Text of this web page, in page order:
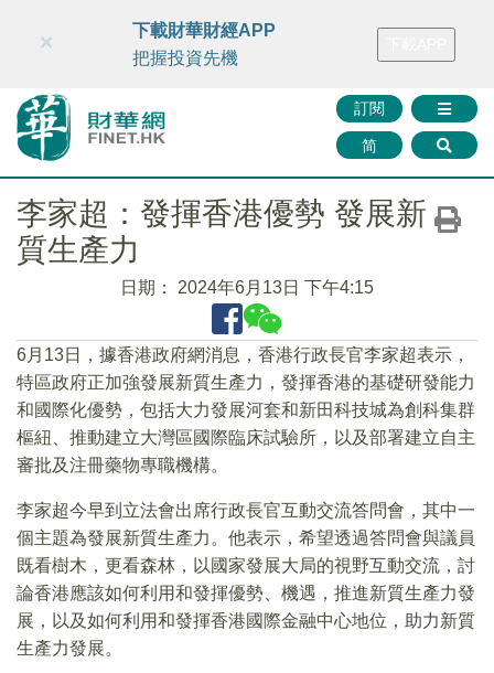
財華智庫網 FINTV FINMETA 財華證券 媒體矩陣
訂閱
简
×
下載財華財經APP
把握投資先機
李家超：發揮香港優勢 發展新
質生產力
日期： 2024年6月13日 下午4:15
6月13日，據香港政府網消息，香港行政長官李家超表示，
特區政府正加強發展新質生產力，發揮香港的基礎研發能力
和國際化優勢，包括大力發展河套和新田科技城為創科集群
樞紐、推動建立大灣區國際臨床試驗所，以及部署建立自主
審批及注冊藥物專職機構。
李家超今早到立法會出席行政長官互動交流答問會，其中一
個主題為發展新質生產力。他表示，希望透過答問會與議員
既看樹木，更看森林，以國家發展大局的視野互動交流，討
論香港應該如何利用和發揮優勢、機遇，推進新質生產力發
展，以及如何利用和發揮香港國際金融中心地位，助力新質
生產力發展。